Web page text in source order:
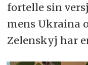
fortelle sin
mens Ukraina
Zelenskyj har